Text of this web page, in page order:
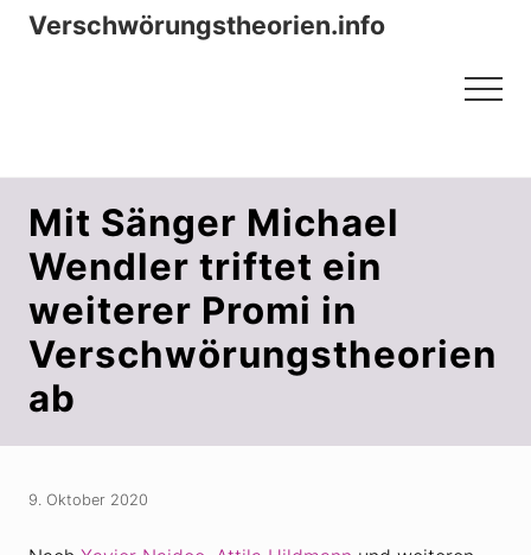
Menu
Zum
ZurVerschwörungstheorien.info
Menu
Mit Sänger Michael
Wendler triftet ein
weiterer Promi in
Verschwörungstheorien
ab
9. Oktober 2020